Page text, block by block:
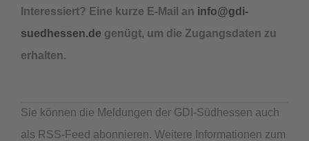
Interessiert? Eine kurze E-Mail an info@gdi-
suedhessen.de genügt, um die Zugangsdaten zu
erhalten.
Sie können die Meldungen der GDI-Südhessen auch
als RSS-Feed abonnieren. Weitere Informationen zum